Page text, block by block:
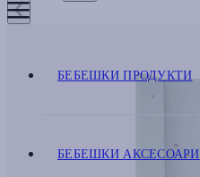
БЕБЕШКИ ПРОДУКТИ
БЕБЕШКИ АКСЕСОАРИ